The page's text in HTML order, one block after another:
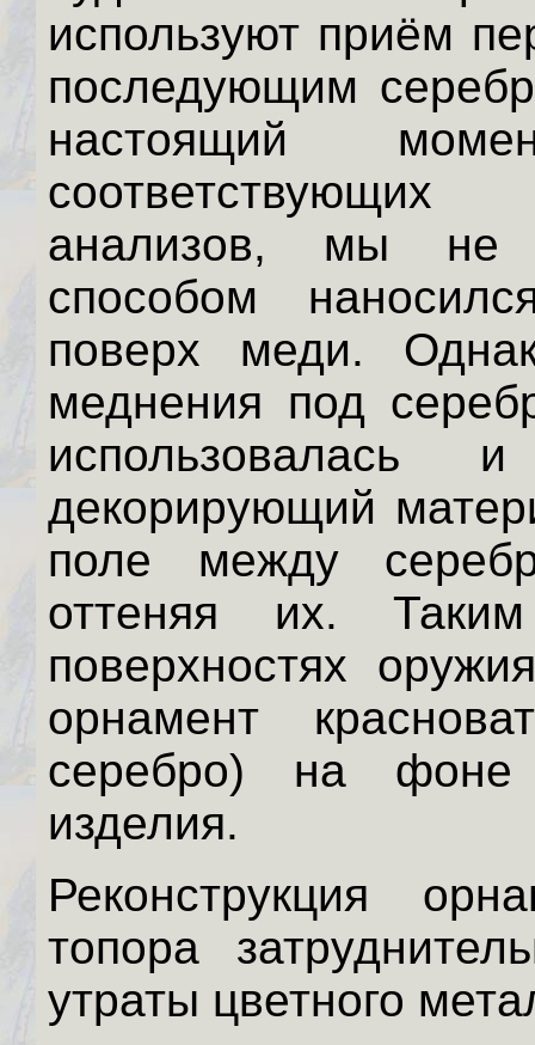
используют приём
последующим
настоящий
анализов, мы не
способом
поверх меди.
меднения под
использовалась
декорирующий
поле между
оттеняя их.
поверхностях
орнамент
серебро) на фоне
изделия.
Реконструкция
топора
утраты цветного